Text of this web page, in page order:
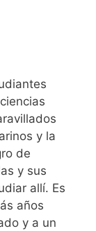
y la
de
y sus
allí. Es
años
y a un